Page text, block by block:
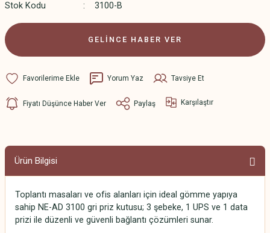
Stok Kodu
3100-B
GELİNCE HABER VER
Yorum Yaz Tavsiye Et
Fiyatı Düşünce Haber Ver Paylaş Karşılaştır
Ürün Bilgisi
Toplantı masaları ve ofis alanları için ideal gömme yapıya
sahip NE-AD 3100 gri priz kutusu; 3 şebeke, 1 UPS ve 1 data
prizi ile düzenli ve güvenli bağlantı çözümleri sunar.